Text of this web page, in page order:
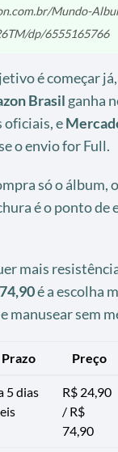
Mundo-
dp/6555165766
é começar
Brasilganha
oficiais, e
o envio for Full.
só o álbum,
é o ponto de
mais
é a escolha
manusear sem
Prazo Preço
5 dias
R$ 24,90
/ R$
74,90